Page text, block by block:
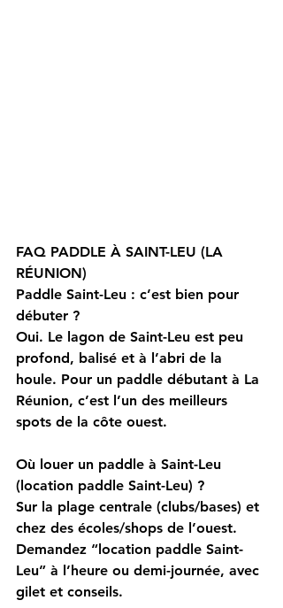
FAQ PADDLE À SAINT-LEU (LA
RÉUNION)
Paddle Saint-Leu : c’est bien pour
débuter ?
Oui. Le lagon de Saint-Leu est peu
profond, balisé et à l’abri de la
houle. Pour un paddle débutant à La
Réunion, c’est l’un des meilleurs
spots de la côte ouest.
Où louer un paddle à Saint-Leu
(location paddle Saint-Leu) ?
Sur la plage centrale (clubs/bases) et
chez des écoles/shops de l’ouest.
Demandez “location paddle Saint-
Leu” à l’heure ou demi-journée, avec
gilet et conseils.